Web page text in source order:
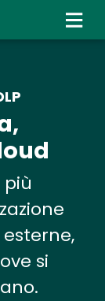
più
si